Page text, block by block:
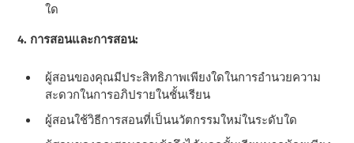
ใด
4. การสอนและการสอน:
ผู้สอนของคุณมีประสิทธิภาพเพียงใดในการอํานวยความ
สะดวกในการอภิปรายในชั้นเรียน
ผู้สอนใช้วิธีการสอนที่เป็นนวัตกรรมใหม่ในระดับใด